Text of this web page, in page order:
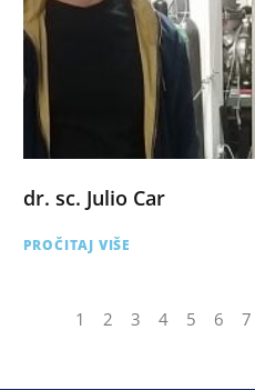
dr. sc. Julio Car
PROČITAJ VIŠE
1 2 3 4 5 6 7